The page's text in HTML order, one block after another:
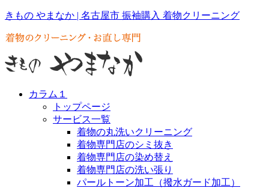
きもの やまなか | 名古屋市 振袖購入 着物クリーニング
カラム１
トップページ
サービス一覧
着物の丸洗いクリーニング
着物専門店のシミ抜き
着物専門店の染め替え
着物専門店の洗い張り
パールトーン加工（撥水ガード加工）